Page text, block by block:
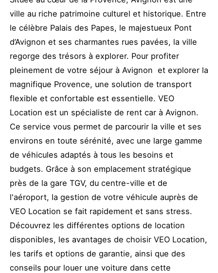
ville au riche patrimoine culturel et historique. Entre
le célèbre Palais des Papes, le majestueux Pont
d’Avignon et ses charmantes rues pavées, la ville
regorge des trésors à explorer. Pour profiter
pleinement de votre séjour à Avignon et explorer la
magnifique Provence, une solution de transport
flexible et confortable est essentielle. VEO
Location est un spécialiste de rent car à Avignon.
Ce service vous permet de parcourir la ville et ses
environs en toute sérénité, avec une large gamme
de véhicules adaptés à tous les besoins et
budgets. Grâce à son emplacement stratégique
près de la gare TGV, du centre-ville et de
l'aéroport, la gestion de votre véhicule auprès de
VEO Location se fait rapidement et sans stress.
Découvrez les différentes options de location
disponibles, les avantages de choisir VEO Location,
les tarifs et options de garantie, ainsi que des
conseils pour louer une voiture dans cette